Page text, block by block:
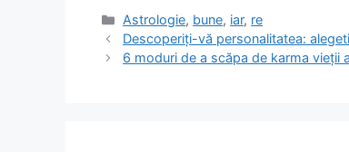
Categorii
Astrologie, bune, iar, re
Descoperiți-vă personalitatea:
6 moduri de a scăpa de karma vieții